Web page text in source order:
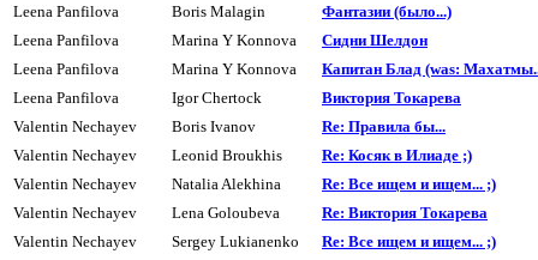
Leena Panfilova
Boris Malagin
Фантазии (было...)
Leena Panfilova
Marina Y Konnova
Сидни Шелдон
Leena Panfilova
Marina Y Konnova
Капитан Блад (was:
Leena Panfilova
Igor Chertock
Виктория Токарева
Valentin Nechayev
Boris Ivanov
Re: Правила бы...
Valentin Nechayev
Leonid Broukhis
Re: Косяк в Илиаде ;)
Valentin Nechayev
Natalia Alekhina
Re: Все ищем и ищем... ;)
Valentin Nechayev
Lena Goloubeva
Re: Виктория Токарева
Valentin Nechayev
Sergey Lukianenko
Re: Все ищем и ищем... ;)